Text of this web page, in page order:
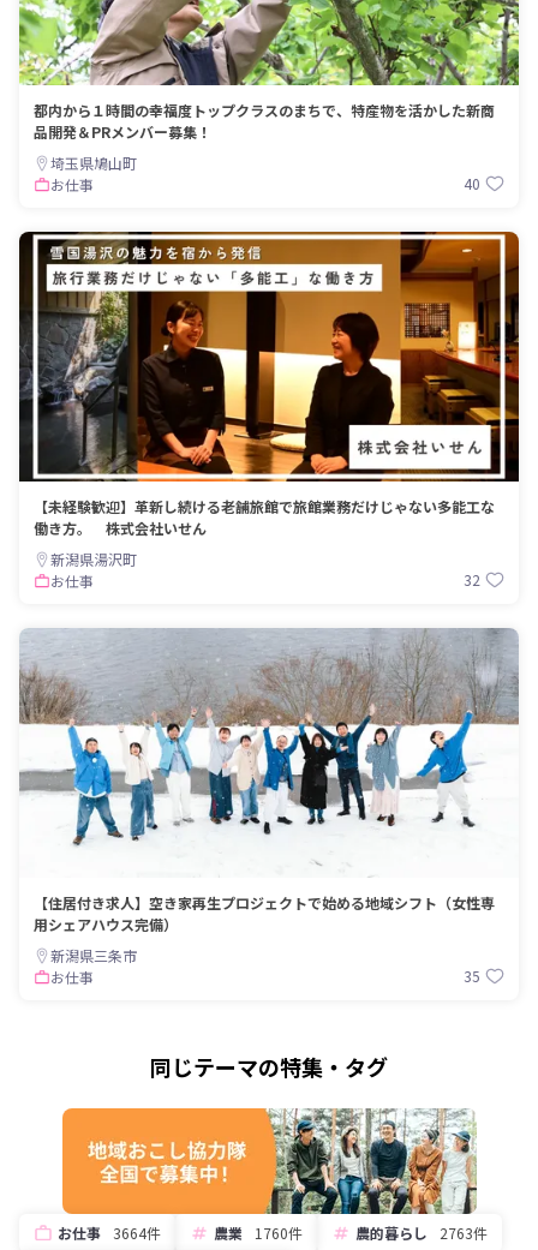
都内から１時間の幸福度トップクラスのまちで、特産物を活かした新商
品開発＆PRメンバー募集！
埼玉県鳩山町
お仕事
40
【未経験歓迎】革新し続ける老舗旅館で旅館業務だけじゃない多能工な
働き方。 株式会社いせん
新潟県湯沢町
お仕事
32
【住居付き求人】空き家再生プロジェクトで始める地域シフト（女性専
用シェアハウス完備）
新潟県三条市
お仕事
35
同じテーマの特集・タグ
お仕事 3664件 農業 1760件 農的暮らし
2763件